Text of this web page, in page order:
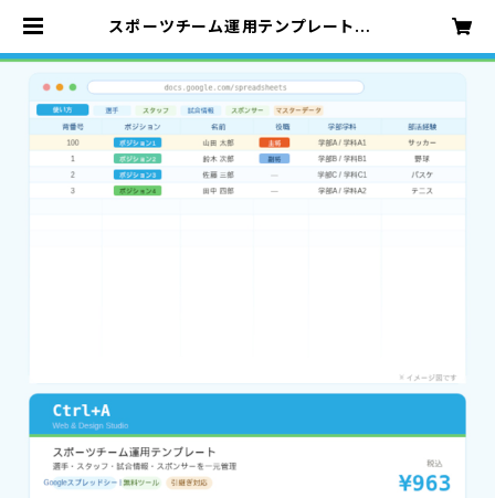
スポーツチーム運用テンプレート｜H
一式【Googleスプレッドシート】 | c
trla